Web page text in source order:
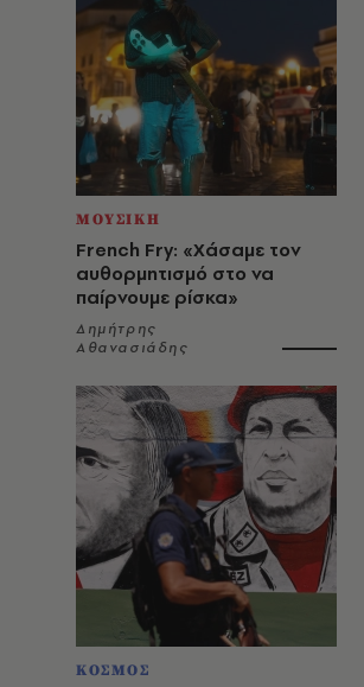
ΜΟΥΣΙΚΗ
French Fry: «Χάσαμε τον
αυθορμητισμό στο να
παίρνουμε ρίσκα»
Δημήτρης
Αθανασιάδης
ΚΟΣΜΟΣ